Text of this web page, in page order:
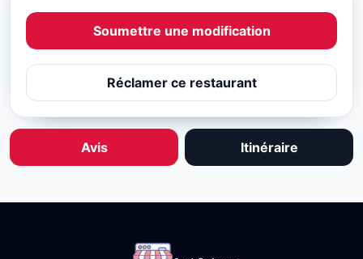
Soumettre une modification
Réclamer ce restaurant
Avis Itinéraire